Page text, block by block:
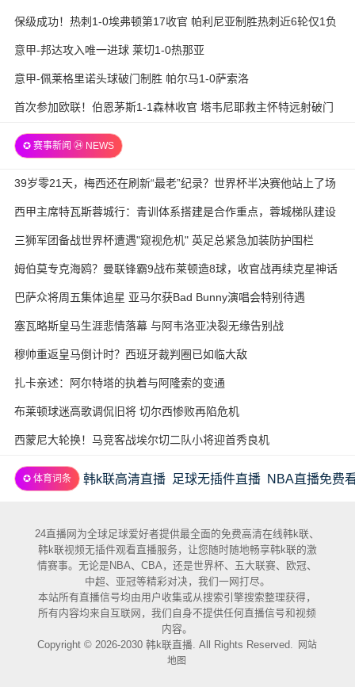
主
保级成功！热刺1-0埃弗顿第17收官 帕利尼亚制胜热刺近6轮仅1负
意甲-邦达攻入唯一进球 莱切1-0热那亚
意甲-佩莱格里诺头球破门制胜 帕尔马1-0萨索洛
首次参加欧联！伯恩茅斯1-1森林收官 塔韦尼耶救主怀特远射破门
✪ 赛事新闻 ㉔ NEWS
39岁零21天，梅西还在刷新“最老”纪录？世界杯半决赛他站上了场
西甲主席特瓦斯蓉城行：青训体系搭建是合作重点，蓉城梯队建设
待加强
三狮军团备战世界杯遭遇"窥视危机" 英足总紧急加装防护围栏
姆伯莫专克海鸥？曼联锋霸9战布莱顿造8球，收官战再续克星神话
巴萨众将周五集体追星 亚马尔获Bad Bunny演唱会特别待遇
塞瓦略斯皇马生涯悲情落幕 与阿韦洛亚决裂无缘告别战
穆帅重返皇马倒计时？西班牙裁判圈已如临大敌
扎卡亲述：阿尔特塔的执着与阿隆索的变通
布莱顿球迷高歌调侃旧将 切尔西惨败再陷危机
西蒙尼大轮换！马竞客战埃尔切二队小将迎首秀良机
✪ 体育词条 韩k联高清直播 足球无插件直播 NBA直播免费
24直播网为全球足球爱好者提供最全面的免费高清在线韩k联、
韩k联视频无插件观看直播服务，让您随时随地畅享韩k联的激
情赛事。无论是NBA、CBA，还是世界杯、五大联赛、欧冠、
中超、亚冠等精彩对决，我们一网打尽。
本站所有直播信号均由用户收集或从搜索引擎搜索整理获得，
所有内容均来自互联网，我们自身不提供任何直播信号和视频
内容。
Copyright © 2026-2030 韩k联直播. All Rights Reserved.
网站
地图